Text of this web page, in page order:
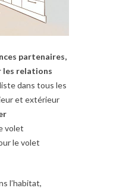
partenaires,
les relations
dans tous les
et extérieur
volet
le volet
l’habitat,